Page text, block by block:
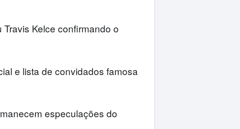
Kelce confirmando o
e lista de convidados famosa
especulações do